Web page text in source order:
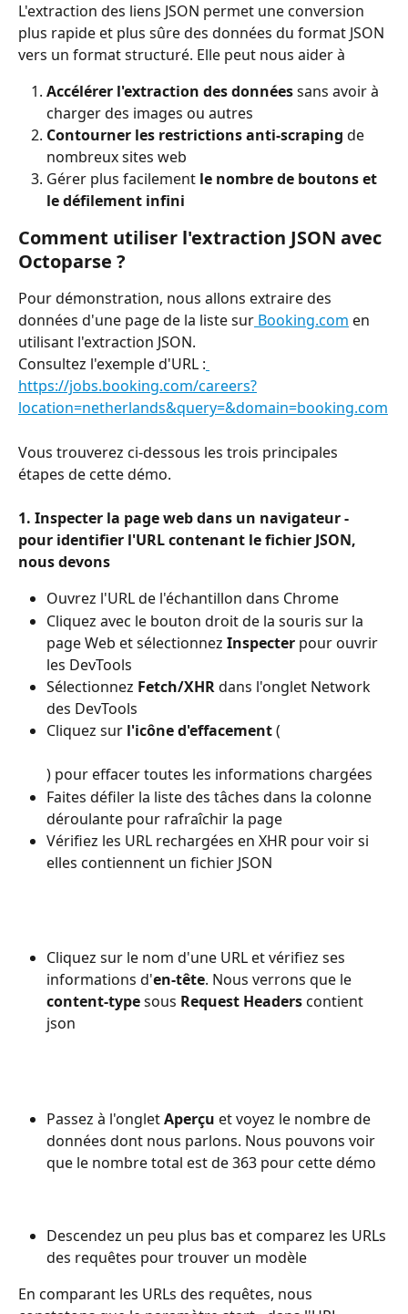
L'extraction des liens JSON permet une conversion
plus rapide et plus sûre des données du format JSON
vers un format structuré. Elle peut nous aider à
Accélérer l'extraction des données sans avoir à
charger des images ou autres
Contourner les restrictions anti-scraping de
nombreux sites web
Gérer plus facilement le nombre de boutons et
le défilement infini
Comment utiliser l'extraction JSON avec
Octoparse ?
Pour démonstration, nous allons extraire des
données d'une page de la liste sur Booking.com en
utilisant l'extraction JSON.
Consultez l'exemple d'URL :
https://jobs.booking.com/careers?
location=netherlands&query=&domain=booking.com
Vous trouverez ci-dessous les trois principales
étapes de cette démo.
1. Inspecter la page web dans un navigateur -
pour identifier l'URL contenant le fichier JSON,
nous devons
Ouvrez l'URL de l'échantillon dans Chrome
Cliquez avec le bouton droit de la souris sur la
page Web et sélectionnez Inspecter pour ouvrir
les DevTools
Sélectionnez Fetch/XHR dans l'onglet Network
des DevTools
Cliquez sur l'icône d'effacement (
) pour effacer toutes les informations chargées
Faites défiler la liste des tâches dans la colonne
déroulante pour rafraîchir la page
Vérifiez les URL rechargées en XHR pour voir si
elles contiennent un fichier JSON
Cliquez sur le nom d'une URL et vérifiez ses
informations d'en-tête. Nous verrons que le
content-type sous Request Headers contient
json
Passez à l'onglet Aperçu et voyez le nombre de
données dont nous parlons. Nous pouvons voir
que le nombre total est de 363 pour cette démo
Descendez un peu plus bas et comparez les URLs
des requêtes pour trouver un modèle
En comparant les URLs des requêtes, nous